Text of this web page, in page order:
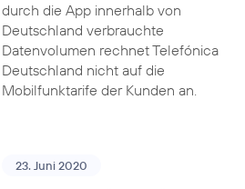
durch die App innerhalb von
Deutschland verbrauchte
Datenvolumen rechnet Telefónica
Deutschland nicht auf die
Mobilfunktarife der Kunden an.
23. Juni 2020